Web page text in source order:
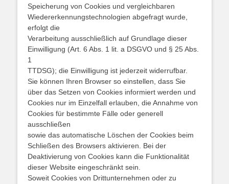
Speicherung von Cookies und vergleichbaren
Wiedererkennungstechnologien abgefragt wurde,
erfolgt die
Verarbeitung ausschließlich auf Grundlage dieser
Einwilligung (Art. 6 Abs. 1 lit. a DSGVO und § 25 Abs.
1
TTDSG); die Einwilligung ist jederzeit widerrufbar.
Sie können Ihren Browser so einstellen, dass Sie
über das Setzen von Cookies informiert werden und
Cookies nur im Einzelfall erlauben, die Annahme von
Cookies für bestimmte Fälle oder generell
ausschließen
sowie das automatische Löschen der Cookies beim
Schließen des Browsers aktivieren. Bei der
Deaktivierung von Cookies kann die Funktionalität
dieser Website eingeschränkt sein.
Soweit Cookies von Drittunternehmen oder zu